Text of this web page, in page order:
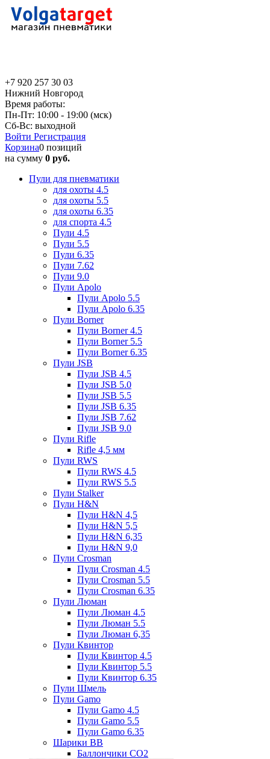
+7 920 257 30 03
Нижний Новгород
Время работы:
Пн-Пт: 10:00 - 19:00 (мск)
Сб-Вс: выходной
Войти Регистрация
Корзина0 позиций
на сумму 0 руб.
Пули для пневматики
для охоты 4.5
для охоты 5.5
для охоты 6.35
для спорта 4.5
Пули 4.5
Пули 5.5
Пули 6.35
Пули 7.62
Пули 9.0
Пули Apolo
Пули Apolo 5.5
Пули Apolo 6.35
Пули Borner
Пули Borner 4.5
Пули Borner 5.5
Пули Borner 6.35
Пули JSB
Пули JSB 4.5
Пули JSB 5.0
Пули JSB 5.5
Пули JSB 6.35
Пули JSB 7.62
Пули JSB 9.0
Пули Rifle
Rifle 4,5 мм
Пули RWS
Пули RWS 4.5
Пули RWS 5.5
Пули Stalker
Пули H&N
Пули H&N 4,5
Пули H&N 5,5
Пули H&N 6,35
Пули H&N 9,0
Пули Crosman
Пули Crosman 4.5
Пули Crosman 5.5
Пули Crosman 6.35
Пули Люман
Пули Люман 4.5
Пули Люман 5.5
Пули Люман 6,35
Пули Квинтор
Пули Квинтор 4.5
Пули Квинтор 5.5
Пули Квинтор 6.35
Пули Шмель
Пули Gamo
Пули Gamo 4.5
Пули Gamo 5.5
Пули Gamo 6.35
Шарики BB
Баллончики CO2